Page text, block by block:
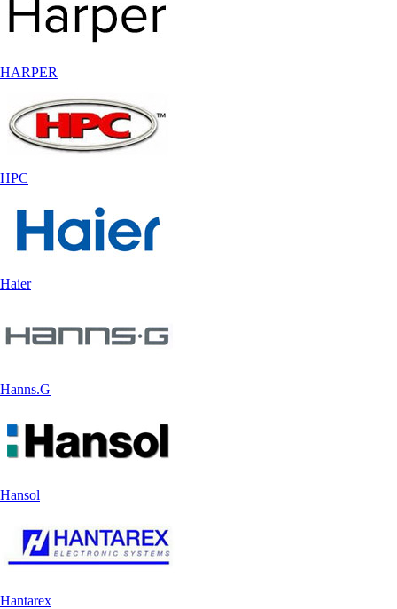
HARPER
HPC
Haier
Hanns.G
Hansol
Hantarex